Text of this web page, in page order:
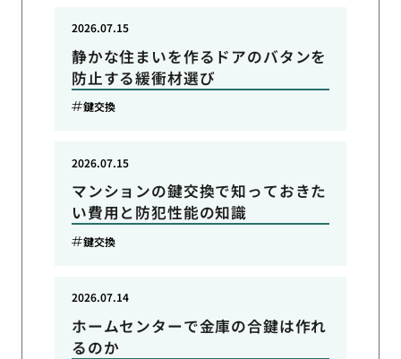
静かな住まいを作るドアのバタンを
防止する緩衝材選び
2026.07.15
鍵交換
マンションの鍵交換で知っておきた
い費用と防犯性能の知識
2026.07.15
鍵交換
ホームセンターで金庫の合鍵は作れ
るのか
2026.07.14